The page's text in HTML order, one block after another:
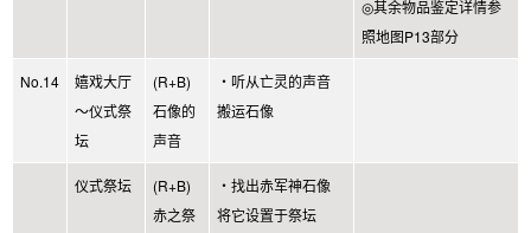
◎其余物品鉴定详情参
照地图P13部分
No.14
嬉戏大厅
～仪式祭
坛
(R+B)
石像的
声音
・听从亡灵的声音
搬运石像
仪式祭坛
(R+B)
赤之祭
・找出赤军神石像
将它设置于祭坛